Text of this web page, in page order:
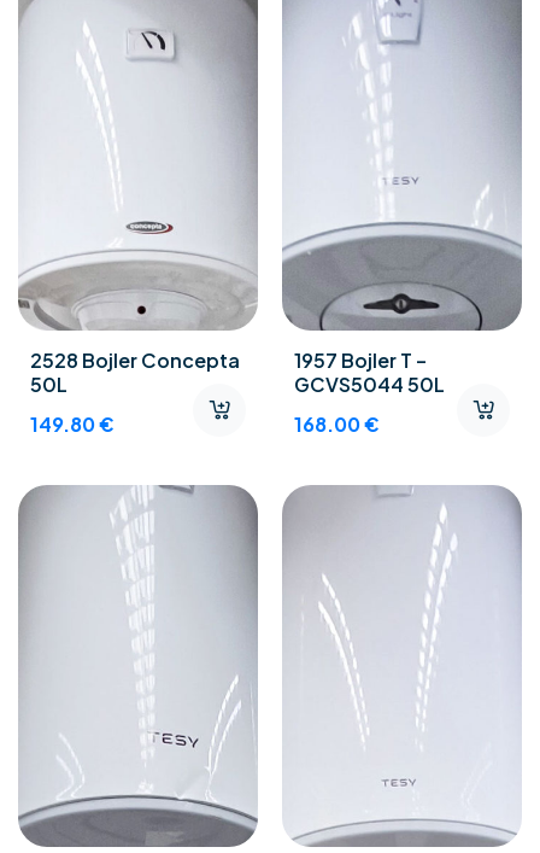
2528 Bojler Concepta
50L
149.80€
1957 Bojler T –
GCVS5044 50L
168.00€